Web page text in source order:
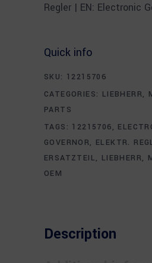
Regler | EN: Electronic
Quick info
SKU: 12215706
CATEGORIES: LIEBHERR,
PARTS
TAGS: 12215706,
GOVERNOR, ELEKTR.
ERSATZTEIL, LIEBHERR,
OEM
Description